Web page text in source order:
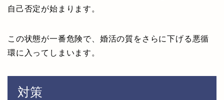
自己否定が始まります。
この状態が一番危険で、婚活の質をさらに下げる悪循
環に入ってしまいます。
対策